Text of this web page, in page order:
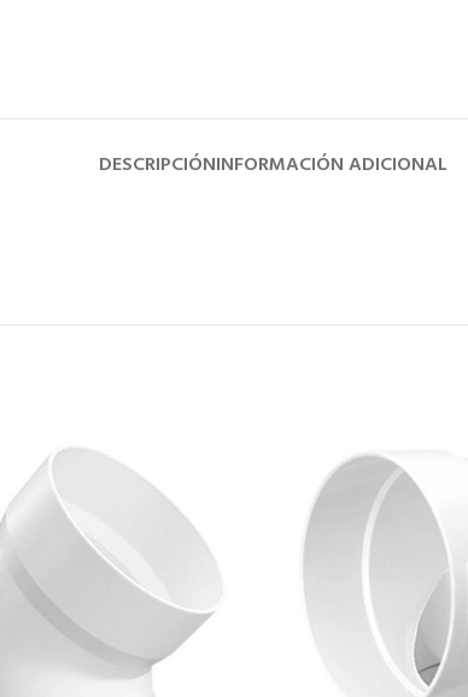
DESCRIPCIÓNINFORMACIÓN ADICIONAL